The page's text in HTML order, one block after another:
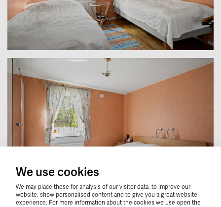
We use cookies
We may place these for analysis of our visitor data, to improve our
website, show personalised content and to give you a great website
experience. For more information about the cookies we use open the